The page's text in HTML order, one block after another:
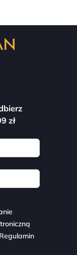
zł
Regulamin